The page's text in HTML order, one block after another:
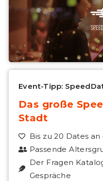
Event-Tipp:
Das große
Stadt
Bis zu 20 Dates
Passende
Der Fragen
Gespräche